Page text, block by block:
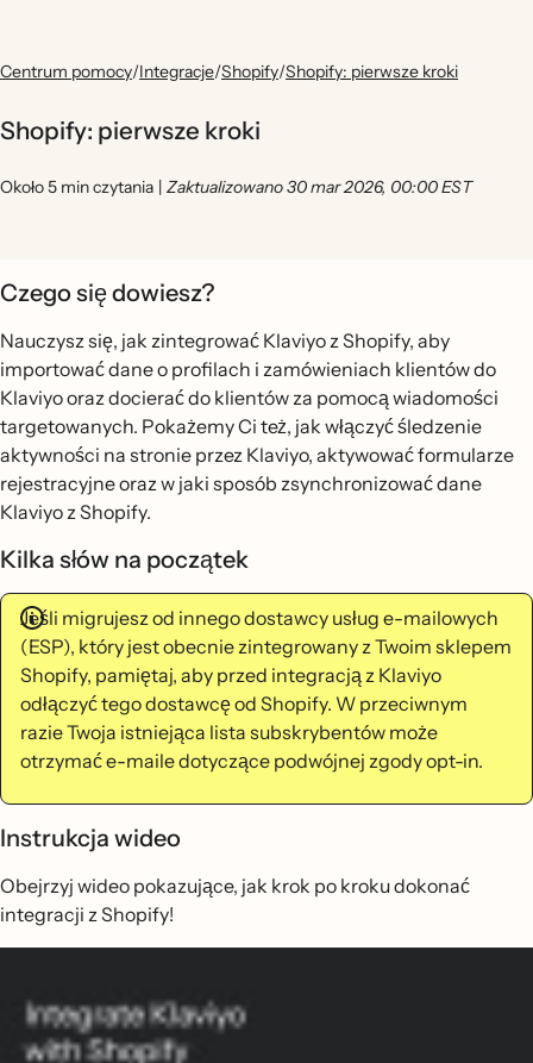
Centrum pomocy/Integracje/Shopify/Shopify: pierwsze kroki
Shopify: pierwsze kroki
Około 5 min czytania | Zaktualizowano 30 mar 2026, 00:00 EST
Czego się dowiesz?
Nauczysz się, jak zintegrować Klaviyo z Shopify, aby
importować dane o profilach i zamówieniach klientów do
Klaviyo oraz docierać do klientów za pomocą wiadomości
targetowanych. Pokażemy Ci też, jak włączyć śledzenie
aktywności na stronie przez Klaviyo, aktywować formularze
rejestracyjne oraz w jaki sposób zsynchronizować dane
Klaviyo z Shopify.
Kilka słów na początek
Jeśli migrujesz od innego dostawcy usług e-mailowych
(ESP), który jest obecnie zintegrowany z Twoim sklepem
Shopify, pamiętaj, aby przed integracją z Klaviyo
odłączyć tego dostawcę od Shopify. W przeciwnym
razie Twoja istniejąca lista subskrybentów może
otrzymać e-maile dotyczące podwójnej zgody opt-in.
Instrukcja wideo
Obejrzyj wideo pokazujące, jak krok po kroku dokonać
integracji z Shopify!